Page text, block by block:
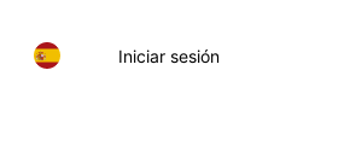
Iniciar sesión